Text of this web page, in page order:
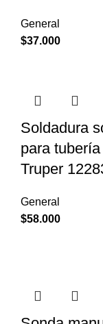
General
$37.000
Soldadura
para
Truper
General
$58.000